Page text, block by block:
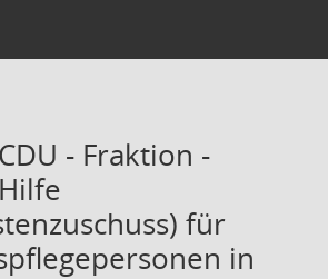
- Fraktion -
für
in